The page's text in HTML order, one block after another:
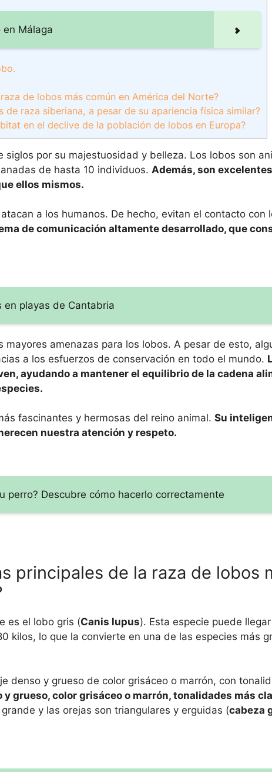
Málaga
de lobos más común en América del Norte?
raza siberiana, a pesar de su apariencia física similar?
en el declive de la población de lobos en Europa?
por su majestuosidad y belleza. Los lobos son
de hasta 10 individuos. Además, son
ellos mismos.
a los humanos. De hecho, evitan el contacto con
de comunicación altamente desarrollado, que
en playas de Cantabria
amenazas para los lobos. A pesar de esto,
a los esfuerzos de conservación en todo el mundo.
ayudando a mantener el equilibrio de la cadena
fascinantes y hermosas del reino animal. Su
nuestra atención y respeto.
Descubre cómo hacerlo correctamente
principales de la raza de lobos
es el lobo gris (Canis lupus). Esta especie puede
kilos, lo que la convierte en una de las especies más
denso y grueso de color grisáceo o marrón, con
y grueso, color grisáceo o marrón, tonalidades más
y las orejas son triangulares y erguidas (cabeza